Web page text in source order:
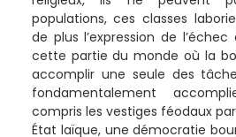
populations, ces classes
de plus l’expression de
cette partie du monde où la
accomplir une seule des
fondamentalement
compris les vestiges féodaux
État laïque, une démocratie